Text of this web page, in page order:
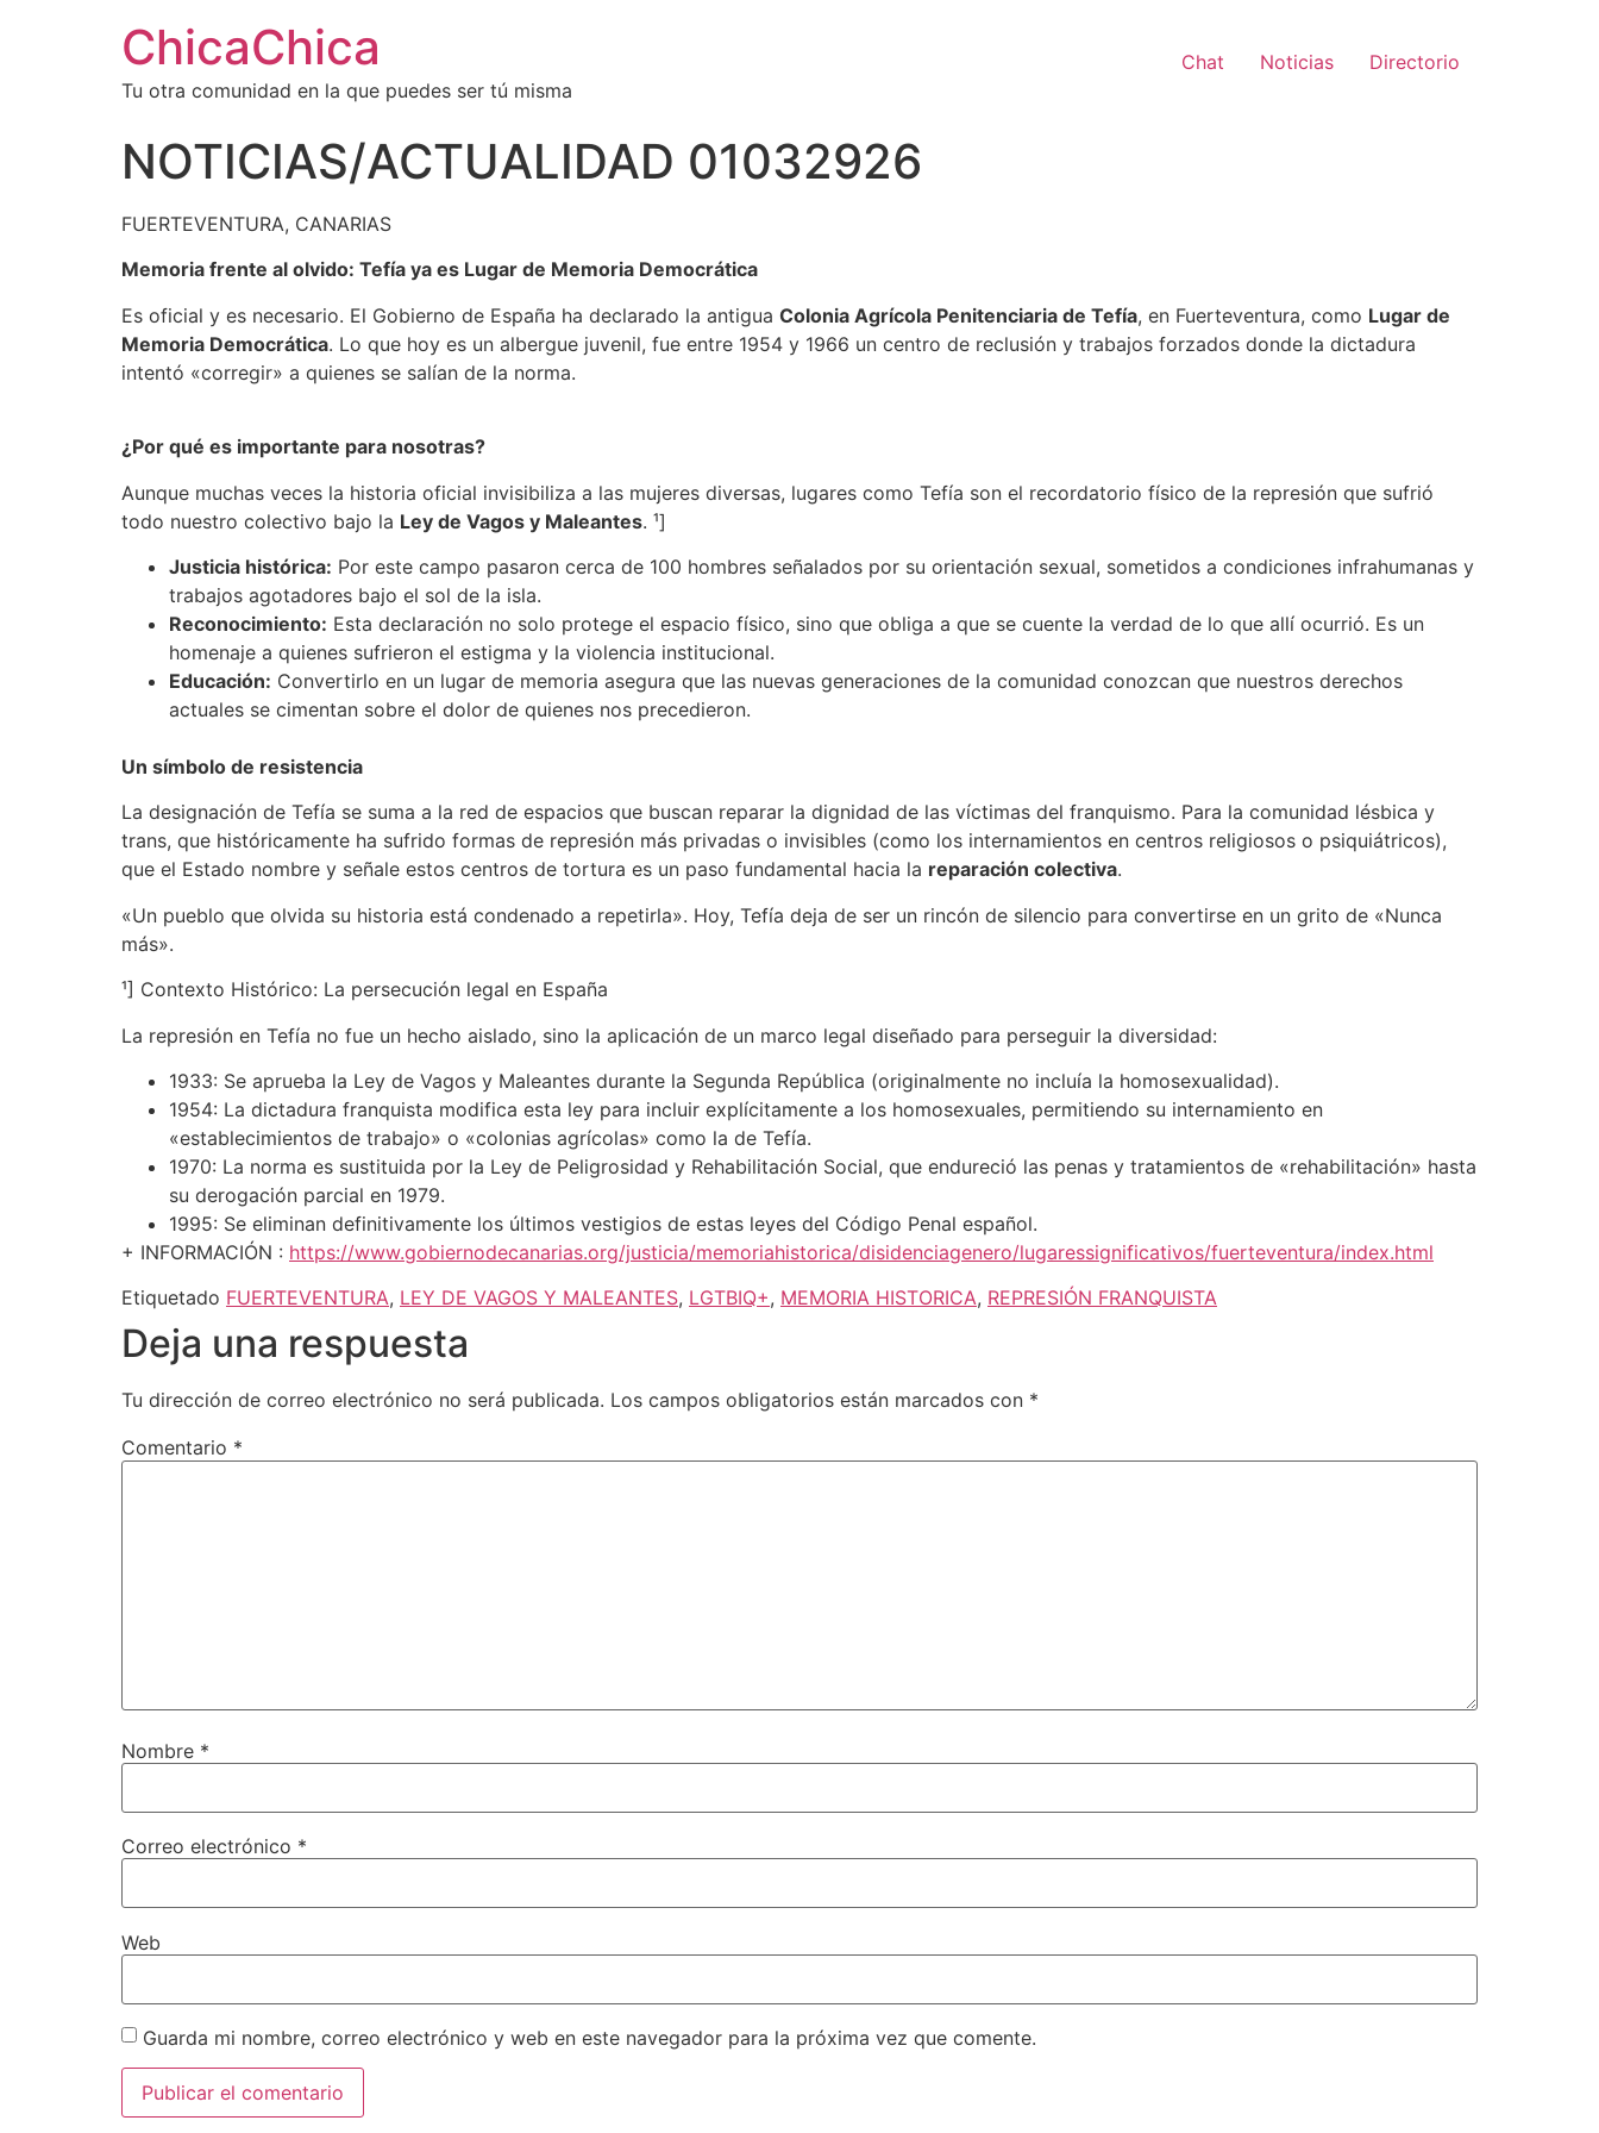
ChicaChica
Tu otra comunidad en la que puedes ser tú misma
Chat Noticias Directorio
NOTICIAS/ACTUALIDAD 01032926
FUERTEVENTURA, CANARIAS
Memoria frente al olvido: Tefía ya es Lugar de Memoria Democrática
Es oficial y es necesario. El Gobierno de España ha declarado la antigua Colonia Agrícola Penitenciaria de Tefía, en Fuerteventura, como Lugar de
Memoria Democrática. Lo que hoy es un albergue juvenil, fue entre 1954 y 1966 un centro de reclusión y trabajos forzados donde la dictadura
intentó «corregir» a quienes se salían de la norma.
¿Por qué es importante para nosotras?
Aunque muchas veces la historia oficial invisibiliza a las mujeres diversas, lugares como Tefía son el recordatorio físico de la represión que sufrió
todo nuestro colectivo bajo la Ley de Vagos y Maleantes. ¹]
Justicia histórica: Por este campo pasaron cerca de 100 hombres señalados por su orientación sexual, sometidos a condiciones infrahumanas y
trabajos agotadores bajo el sol de la isla.
Reconocimiento: Esta declaración no solo protege el espacio físico, sino que obliga a que se cuente la verdad de lo que allí ocurrió. Es un
homenaje a quienes sufrieron el estigma y la violencia institucional.
Educación: Convertirlo en un lugar de memoria asegura que las nuevas generaciones de la comunidad conozcan que nuestros derechos
actuales se cimentan sobre el dolor de quienes nos precedieron.
Un símbolo de resistencia
La designación de Tefía se suma a la red de espacios que buscan reparar la dignidad de las víctimas del franquismo. Para la comunidad lésbica y
trans, que históricamente ha sufrido formas de represión más privadas o invisibles (como los internamientos en centros religiosos o psiquiátricos),
que el Estado nombre y señale estos centros de tortura es un paso fundamental hacia la reparación colectiva.
«Un pueblo que olvida su historia está condenado a repetirla». Hoy, Tefía deja de ser un rincón de silencio para convertirse en un grito de «Nunca
más».
¹] Contexto Histórico: La persecución legal en España
La represión en Tefía no fue un hecho aislado, sino la aplicación de un marco legal diseñado para perseguir la diversidad:
1933: Se aprueba la Ley de Vagos y Maleantes durante la Segunda República (originalmente no incluía la homosexualidad).
1954: La dictadura franquista modifica esta ley para incluir explícitamente a los homosexuales, permitiendo su internamiento en
«establecimientos de trabajo» o «colonias agrícolas» como la de Tefía.
1970: La norma es sustituida por la Ley de Peligrosidad y Rehabilitación Social, que endureció las penas y tratamientos de «rehabilitación» hasta
su derogación parcial en 1979.
1995: Se eliminan definitivamente los últimos vestigios de estas leyes del Código Penal español.
+ INFORMACIÓN : https://www.gobiernodecanarias.org/justicia/memoriahistorica/disidenciagenero/lugaressignificativos/fuerteventura/index.html
Etiquetado FUERTEVENTURA, LEY DE VAGOS Y MALEANTES, LGTBIQ+, MEMORIA HISTORICA, REPRESIÓN FRANQUISTA
Deja una respuesta
Tu dirección de correo electrónico no será publicada. Los campos obligatorios están marcados con *
Comentario *
Nombre *
Correo electrónico *
Web
Guarda mi nombre, correo electrónico y web en este navegador para la próxima vez que comente.